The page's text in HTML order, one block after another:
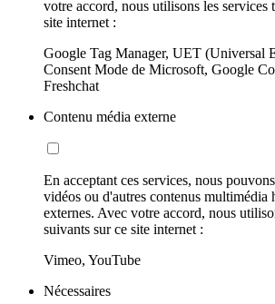
votre accord, nous utilisons les services
site internet :
Google Tag Manager, UET (Universal
Consent Mode de Microsoft, Google
Freshchat
Contenu média externe
En acceptant ces services, nous
vidéos ou d'autres contenus multimédia
externes. Avec votre accord, nous
suivants sur ce site internet :
Vimeo, YouTube
Nécessaires